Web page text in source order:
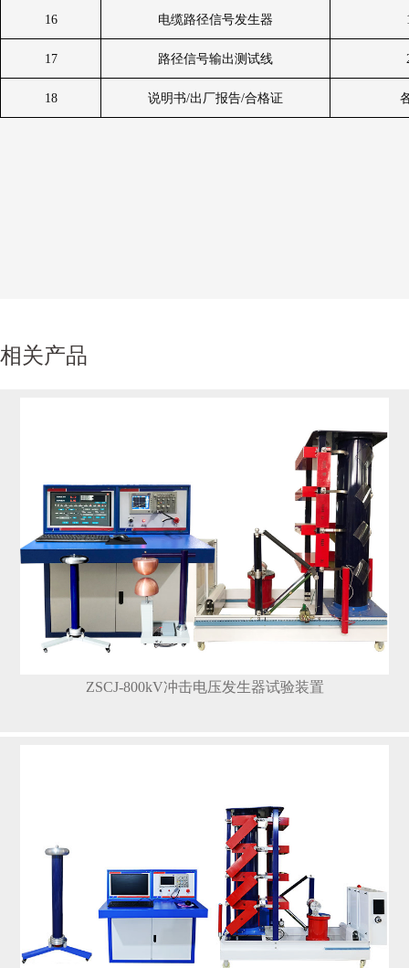
16 电缆路径信号发生器
17 路径信号输出测试线
18 说明书/出厂报告/合格证
相关产品
ZSCJ-800kV冲击电压发生器试验装置